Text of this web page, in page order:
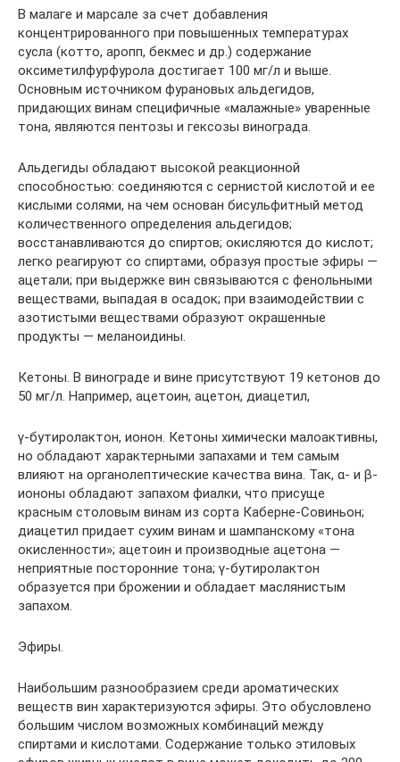
В малаге и марсале за счет добавления
концентрированного при повышенных температурах
сусла (котто, аропп, бекмес и др.) содержание
оксиметилфурфурола дости­гает 100 мг/л и выше.
Основным источником фурановых альде­гидов,
придающих винам специфичные «малажные» уваренные
тона, являются пентозы и гексозы винограда.
Альдегиды обладают высокой реакционной
способностью: соединяются с сернистой кислотой и ее
кислыми солями, на чем основан бисульфитный метод
количественного определения аль­дегидов;
восстанавливаются до спиртов; окисляются до кислот;
легко реагируют со спиртами, образуя простые эфиры —
ацетали; при выдержке вин связываются с фенольными
веществами, выпадая в осадок; при взаимодействии с
азотистыми веществами образуют окрашенные
продукты — меланоидины.
Кетоны. В винограде и вине присутствуют 19 кетонов до
50 мг/л. Например, ацетоин, ацетон, диацетил,
γ-бутиролактон, ионон. Кетоны химически малоактивны,
но обла­дают характерными запахами и тем самым
влияют на органолептические качества вина. Так, α- и β-
иононы обладают запахом фиалки, что присуще
красным столовым винам из сорта Каберне-Совиньон;
диацетил придает сухим винам и шампанскому «тона
окисленности»; ацетоин и производные ацетона —
неприят­ные посторонние тона; γ-бутиролактон
образуется при брожении и обладает маслянистым
запахом.
Эфиры.
Наибольшим разнообразием среди ароматических
веществ вин характеризуются эфиры. Это обусловлено
большим числом возможных комбинаций между
спиртами и кислотами. Содержание только этиловых